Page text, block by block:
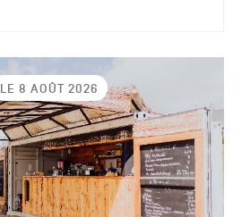
LE 8 AOÛT 2026